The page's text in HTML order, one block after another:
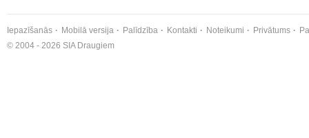
Iepazīšanās Mobilā versija Palīdzība Kontakti Noteikumi Privātums
© 2004 - 2026 SIA Draugiem